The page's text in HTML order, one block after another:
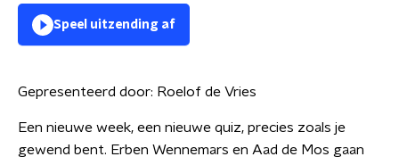
Speel uitzending af
Gepresenteerd door: Roelof de Vries
Een nieuwe week, een nieuwe quiz, precies zoals je
gewend bent. Erben Wennemars en Aad de Mos gaan